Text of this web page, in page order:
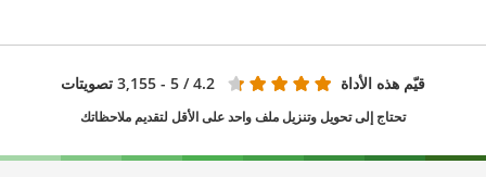
قيّم هذه الأداة 4.2 / 5 - 3,155 تصويتات
تحتاج إلى تحويل وتنزيل ملف واحد على الأقل لتقديم ملاحظاتك